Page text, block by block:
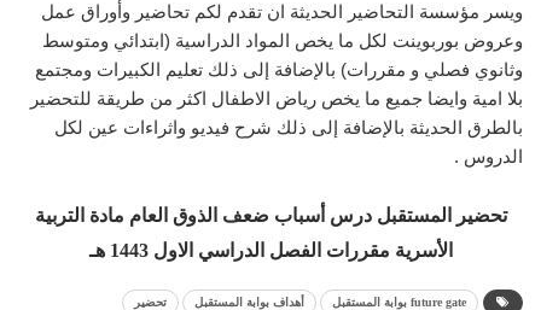
ويسر مؤسسة التحاضير الحديثة ان تقدم لكم تحاضير وأوراق عمل
وعروض بوربوينت لكل ما يخص المواد الدراسية (ابتدائي ومتوسط
وثانوي فصلي و مقررات) بالإضافة إلى ذلك تعليم الكبيرات ومجتمع
بلا امية وايضا جميع ما يخص رياض الاطفال اكثر من طريقة للتحضير
بالطرق الحديثة بالإضافة إلى ذلك شرح فيديو واثراءات عين لكل
الدروس .
تحضير المستقبل درس أسباب ضعف الذوق العام مادة التربية
الأسرية مقررات الفصل الدراسي الاول 1443 هـ
future gate بوابة المستقبل أهداف بوابة المستقبل تحضير